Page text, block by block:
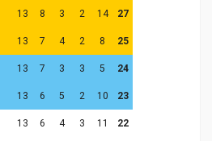
13 8 3 2 14 27
13 7 4 2 8 25
13 7 3 3 5 24
13 6 5 2 10 23
13 6 4 3 11 22